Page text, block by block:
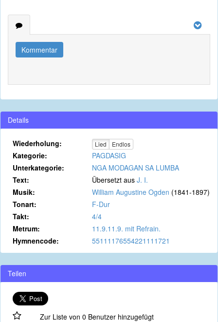
Kommentar
Details
Wiederholung: Lied Endlos
Kategorie:
PAGDASIG
Unterkategorie:
NGA MODAGAN SA LUMBA
Text:
Übersetzt aus J. I.
Musik:
William Augustine Ogden (1841-1897)
Tonart:
F-Dur
Takt:
4/4
Metrum:
11.9.11.9. mit Refrain.
Hymnencode:
55111176554221111721
Teilen
Zur Liste von 0 Benutzer hinzugefügt